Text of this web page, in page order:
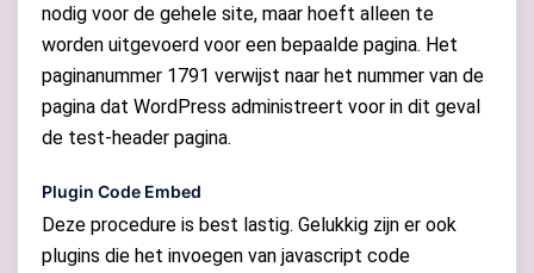
nodig voor de gehele site, maar hoeft alleen te
worden uitgevoerd voor een bepaalde pagina. Het
paginanummer 1791 verwijst naar het nummer van de
pagina dat WordPress administreert voor in dit geval
de test-header pagina.
Plugin Code Embed
Deze procedure is best lastig. Gelukkig zijn er ook
plugins die het invoegen van javascript code